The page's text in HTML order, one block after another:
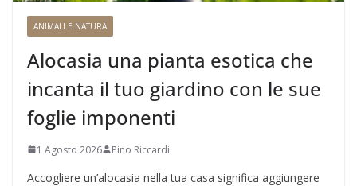
ANIMALI E NATURA
Alocasia una pianta esotica che
incanta il tuo giardino con le sue
foglie imponenti
1 Agosto 2026 Pino Riccardi
Accogliere un’alocasia nella tua casa significa aggiungere